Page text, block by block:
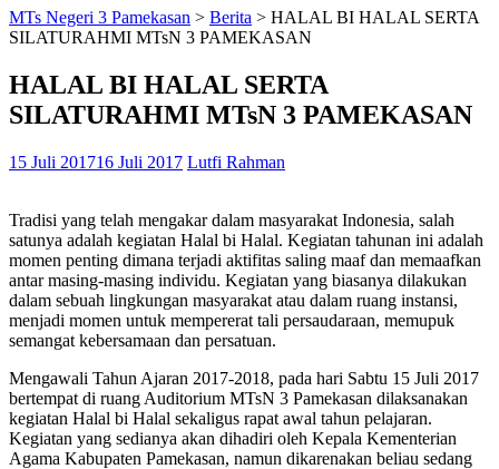
MTs Negeri 3 Pamekasan > Berita > HALAL BI HALAL SERTA
SILATURAHMI MTsN 3 PAMEKASAN
HALAL BI HALAL SERTA
SILATURAHMI MTsN 3 PAMEKASAN
15 Juli 201716 Juli 2017 Lutfi Rahman
Tradisi yang telah mengakar dalam masyarakat Indonesia, salah
satunya adalah kegiatan Halal bi Halal. Kegiatan tahunan ini adalah
momen penting dimana terjadi aktifitas saling maaf dan memaafkan
antar masing-masing individu. Kegiatan yang biasanya dilakukan
dalam sebuah lingkungan masyarakat atau dalam ruang instansi,
menjadi momen untuk mempererat tali persaudaraan, memupuk
semangat kebersamaan dan persatuan.
Mengawali Tahun Ajaran 2017-2018, pada hari Sabtu 15 Juli 2017
bertempat di ruang Auditorium MTsN 3 Pamekasan dilaksanakan
kegiatan Halal bi Halal sekaligus rapat awal tahun pelajaran.
Kegiatan yang sedianya akan dihadiri oleh Kepala Kementerian
Agama Kabupaten Pamekasan, namun dikarenakan beliau sedang